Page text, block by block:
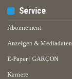
Service
Abonnement
Anzeigen & Mediadaten
E-Paper | GARÇON
Karriere